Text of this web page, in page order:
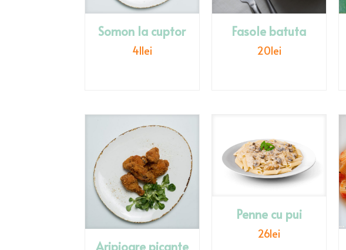
Somon la cuptor
41lei
Fasole batuta
20lei
Aripioare picante
Penne cu pui
26lei